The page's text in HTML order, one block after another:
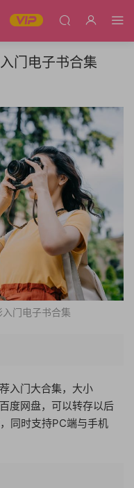
门电子书合集
门电子书合集
入门大合集，大小
度网盘，可以转存以后
同时支持PC端与手机